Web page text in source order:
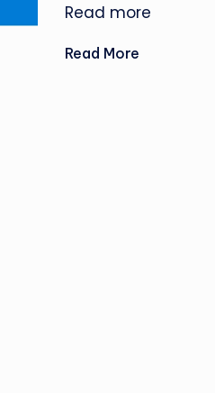
Read more
Read More